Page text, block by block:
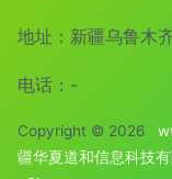
地址：新疆乌鲁木
电话：-
Copyright © 2026
疆华夏道和信息科技有